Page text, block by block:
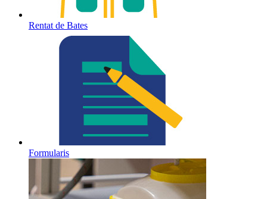
Rentat de Bates
Formularis